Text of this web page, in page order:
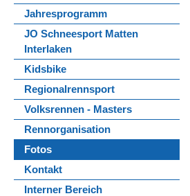
Jahresprogramm
JO Schneesport Matten
Interlaken
Kidsbike
Regionalrennsport
Volksrennen - Masters
Rennorganisation
Fotos
Kontakt
Interner Bereich